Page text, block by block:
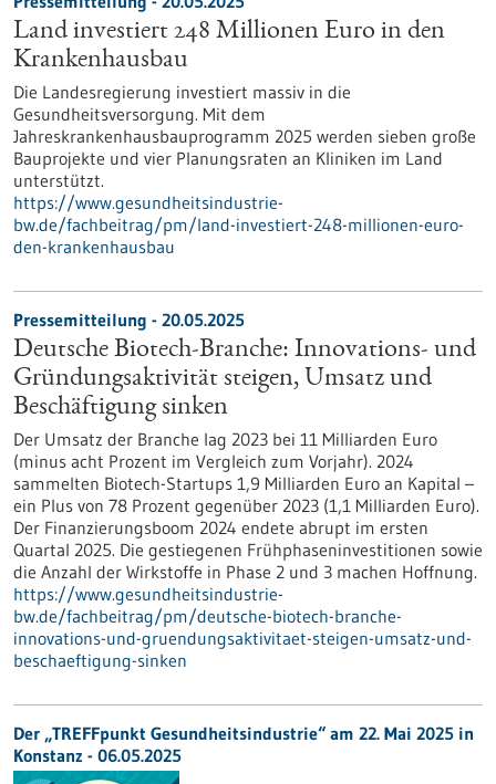
Land investiert 248 Millionen Euro in den
Krankenhausbau
Die Landesregierung investiert massiv in die
Gesundheitsversorgung. Mit dem
Jahreskrankenhausbauprogramm 2025 werden sieben große
Bauprojekte und vier Planungsraten an Kliniken im Land
unterstützt.
https://www.gesundheitsindustrie-
bw.de/fachbeitrag/pm/land-investiert-248-millionen-euro-
den-krankenhausbau
Pressemitteilung - 20.05.2025
Deutsche Biotech-Branche: Innovations- und
Gründungsaktivität steigen, Umsatz und
Beschäftigung sinken
Der Umsatz der Branche lag 2023 bei 11 Milliarden Euro
(minus acht Prozent im Vergleich zum Vorjahr). 2024
sammelten Biotech-Startups 1,9 Milliarden Euro an Kapital –
ein Plus von 78 Prozent gegenüber 2023 (1,1 Milliarden Euro).
Der Finanzierungsboom 2024 endete abrupt im ersten
Quartal 2025. Die gestiegenen Frühphaseninvestitionen sowie
die Anzahl der Wirkstoffe in Phase 2 und 3 machen Hoffnung.
https://www.gesundheitsindustrie-
bw.de/fachbeitrag/pm/deutsche-biotech-branche-
innovations-und-gruendungsaktivitaet-steigen-umsatz-und-
beschaeftigung-sinken
Der „TREFFpunkt Gesundheitsindustrie“ am 22. Mai 2025 in
Konstanz - 06.05.2025